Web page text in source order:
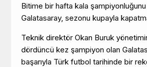
Bitime bir hafta kala
Galatasaray, sezonu kupayla
Teknik direktör Okan Buruk
dördüncü kez şampiyon olan
başarıyla Türk futbol tarihinde bir